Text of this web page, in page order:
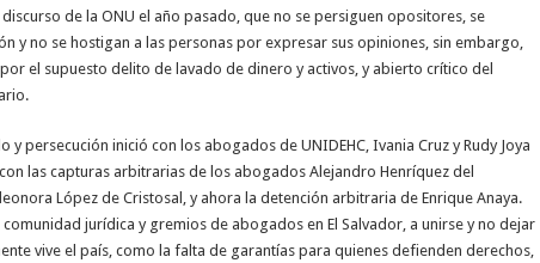
de la ONU el año pasado, que no se persiguen opositores, se
y no se hostigan a las personas por expresar sus opiniones, sin embargo,
el supuesto delito de lavado de dinero y activos, y abierto crítico del
y persecución inició con los abogados de UNIDEHC, Ivania Cruz y Rudy Joya
las capturas arbitrarias de los abogados Alejandro Henríquez del
López de Cristosal, y ahora la detención arbitraria de Enrique Anaya.
comunidad jurídica y gremios de abogados en El Salvador, a unirse y no dejar
vive el país, como la falta de garantías para quienes defienden derechos,